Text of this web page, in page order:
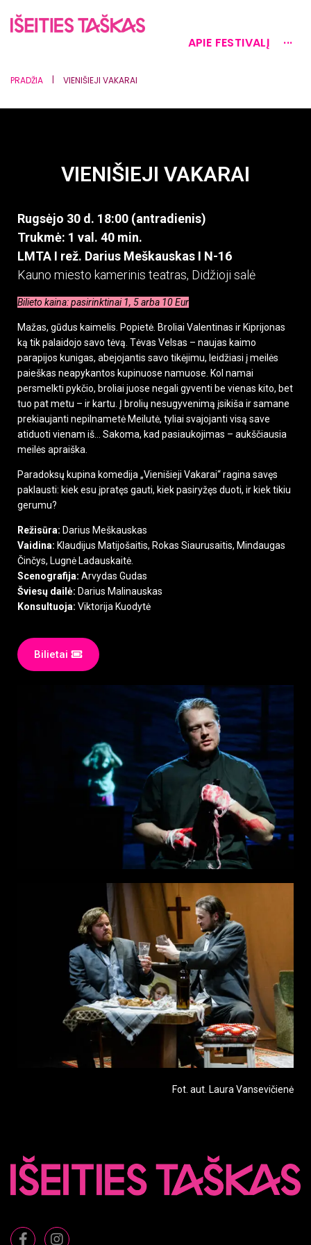
APIE FESTIVALĮ ···
PRADŽIA | VIENIŠIEJI VAKARAI
VIENIŠIEJI VAKARAI
Rugsėjo 30 d. 18:00 (antradienis)
Trukmė: 1 val. 40 min.
LMTA I rež. Darius Meškauskas I N-16
Kauno miesto kamerinis teatras, Didžioji salė
Bilieto kaina: pasirinktinai 1, 5 arba 10 Eur
Mažas, gūdus kaimelis. Popietė. Broliai Valentinas ir Kiprijonas
ką tik palaidojo savo tėvą. Tėvas Velsas – naujas kaimo
parapijos kunigas, abejojantis savo tikėjimu, leidžiasi į meilės
paieškas neapykantos kupinuose namuose. Kol namai
persmelkti pykčio, broliai juose negali gyventi be vienas kito, bet
tuo pat metu – ir kartu. Į brolių nesugyvenimą įsikiša ir samane
prekiaujanti nepilnametė Meilutė, tyliai svajojanti visą save
atiduoti vienam iš… Sakoma, kad pasiaukojimas – aukščiausia
meilės apraiška.
Paradoksų kupina komedija „Vienišieji Vakarai“ ragina savęs
paklausti: kiek esu įpratęs gauti, kiek pasiryžęs duoti, ir kiek tikiu
gerumu?
Režisūra: Darius Meškauskas
Vaidina: Klaudijus Matijošaitis, Rokas Siaurusaitis, Mindaugas
Činčys, Lugnė Ladauskaitė.
Scenografija: Arvydas Gudas
Šviesų dailė: Darius Malinauskas
Konsultuoja: Viktorija Kuodytė
Bilietai
Fot. aut. Laura Vansevičienė